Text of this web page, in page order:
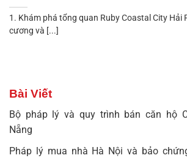
1. Khám phá tổng quan Ruby Coastal City Hải
cương và [...]
Bài Viết
Bộ pháp lý và quy trình bán căn hộ
Nẵng
Pháp lý mua nhà Hà Nội và bảo